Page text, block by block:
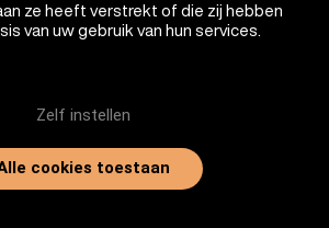
ze heeft verstrekt of die zij hebben
van uw gebruik van hun services.
Zelf instellen
cookies toestaan